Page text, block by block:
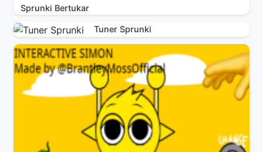
Sprunki Bertukar
Tuner Sprunki